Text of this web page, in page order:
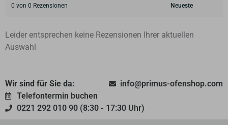
0 von 0 Rezensionen
Leider entsprechen keine Rezensionen Ihrer aktuellen
Auswahl
Wir sind für Sie da:
info@primus-ofenshop.com
Telefontermin buchen
0221 292 010 90 (8:30 - 17:30 Uhr)